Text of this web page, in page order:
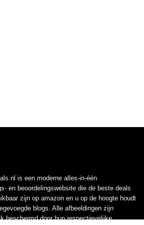
is een moderne alles-in-één
en beoordelingswebsite die de beste deals
zijn op amazon en u op de hoogte houdt
blogs. Alle afbeeldingen zijn
beschermd door hun respectievelijke